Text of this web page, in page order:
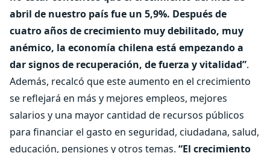
abril de nuestro país fue un 5,9%. Después de
cuatro años de crecimiento muy debilitado, muy
anémico, la economía chilena está empezando a
dar signos de recuperación, de fuerza y vitalidad”.
Además, recalcó que este aumento en el crecimiento
se reflejará en más y mejores empleos, mejores
salarios y una mayor cantidad de recursos públicos
para financiar el gasto en seguridad, ciudadana, salud,
educación, pensiones y otros temas. “El crecimiento